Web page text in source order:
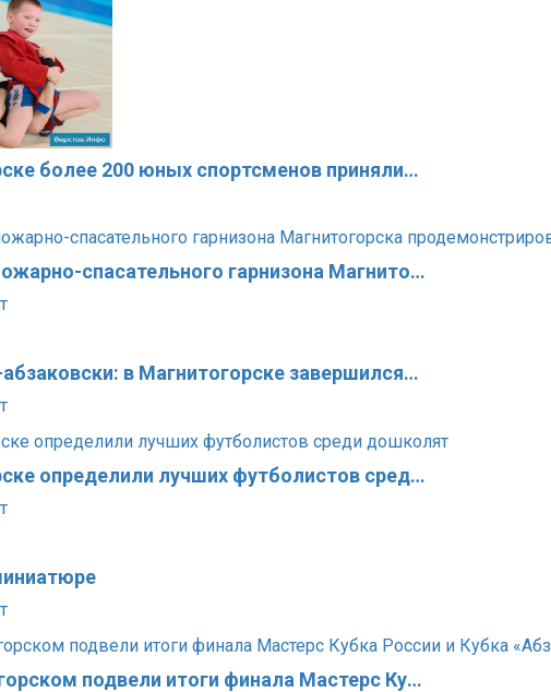
более 200 юных спортсменов приняли…
спасательного гарнизона Магнито…
в Магнитогорске завершился…
определили лучших футболистов сред…
подвели итоги финала Мастерс Ку…